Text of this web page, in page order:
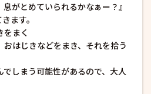
がとめていられるかなぁー？』
ます。
まく
はじきなどをまき、それを拾う
しまう可能性があるので、大人